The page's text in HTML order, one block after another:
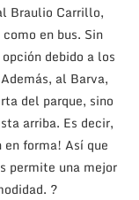
Braulio Carrillo,
en bus. Sin
debido a los
al Barva,
del parque, sino
arriba. Es decir,
en forma! Así que
permite una mejor
?